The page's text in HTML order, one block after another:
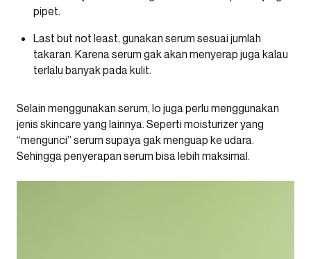
pipet.
Last but not least, gunakan serum sesuai jumlah
takaran. Karena serum gak akan menyerap juga kalau
terlalu banyak pada kulit.
Selain menggunakan serum, lo juga perlu menggunakan
jenis skincare yang lainnya. Seperti moisturizer yang
“mengunci” serum supaya gak menguap ke udara.
Sehingga penyerapan serum bisa lebih maksimal.